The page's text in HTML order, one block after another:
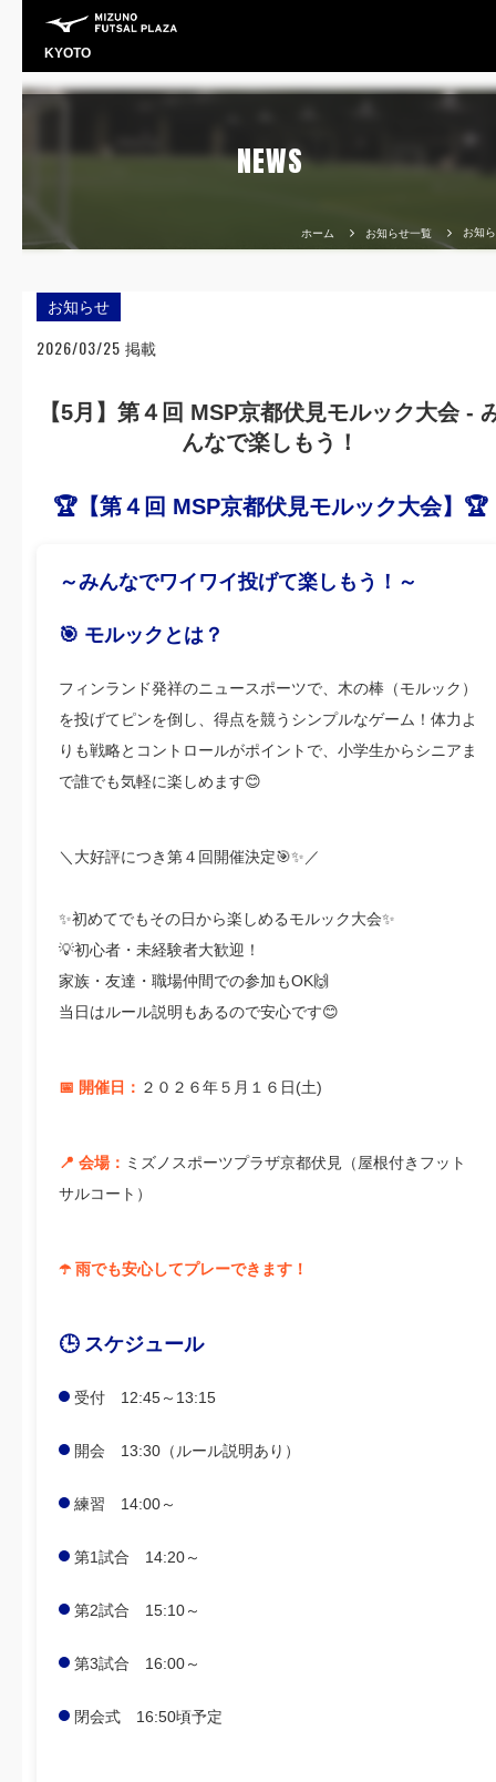
KYOTO
NEWS
ホーム お知らせ一覧 お知
お知らせ
2026/03/25 掲載
【5月】第４回 MSP京都伏見モルック大会 -
んなで楽しもう！
🏆【第４回 MSP京都伏見モルック大会】🏆
～みんなでワイワイ投げて楽しもう！～
🎯 モルックとは？
フィンランド発祥のニュースポーツで、木の棒（モルック）
を投げてピンを倒し、得点を競うシンプルなゲーム！体力よ
りも戦略とコントロールがポイントで、小学生からシニアま
で誰でも気軽に楽しめます😊
＼大好評につき第４回開催決定🎯✨／
✨初めてでもその日から楽しめるモルック大会✨
💡初心者・未経験者大歓迎！
家族・友達・職場仲間での参加もOK🙌
当日はルール説明もあるので安心です😊
📅 開催日： ２０２６年５月１６日(土)
📍 会場： ミズノスポーツプラザ京都伏見（屋根付きフット
サルコート）
☂️ 雨でも安心してプレーできます！
🕒 スケジュール
受付 12:45～13:15
開会 13:30（ルール説明あり）
練習 14:00～
第1試合 14:20～
第2試合 15:10～
第3試合 16:00～
閉会式 16:50頃予定